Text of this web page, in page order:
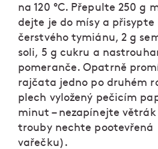
na 120 °C. Přepulte 250 g
dejte je do mísy a přisypte
čerstvého tymiánu, 2 g
soli, 5 g cukru a
pomeranče. Opatrně
rajčata jedno po druhém
plech vyložený pečicím
minut – nezapínejte větrák
trouby nechte
vařečku).